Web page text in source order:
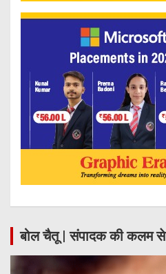
बोल चैतू | संपादक की कलम से